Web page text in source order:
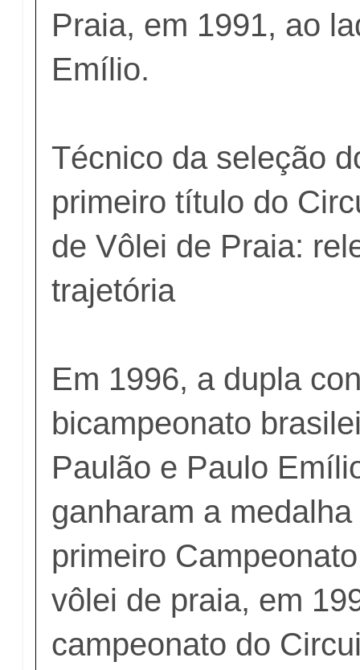
Praia, em 1991, ao
Emílio.
Técnico da seleção
primeiro título do
de Vôlei de Praia:
trajetória
Em 1996, a dupla
bicampeonato
Paulão e Paulo
ganharam a
primeiro
vôlei de praia, em
campeonato do